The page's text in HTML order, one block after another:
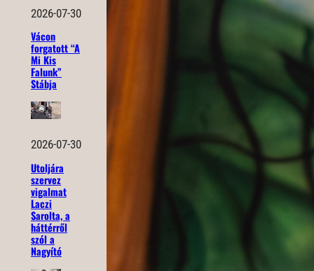
2026-07-30
Vácon
forgatott “A
Mi Kis
Falunk”
Stábja
2026-07-30
Utoljára
szervez
vigalmat
Laczi
Sarolta, a
háttérről
szól a
Nagyító